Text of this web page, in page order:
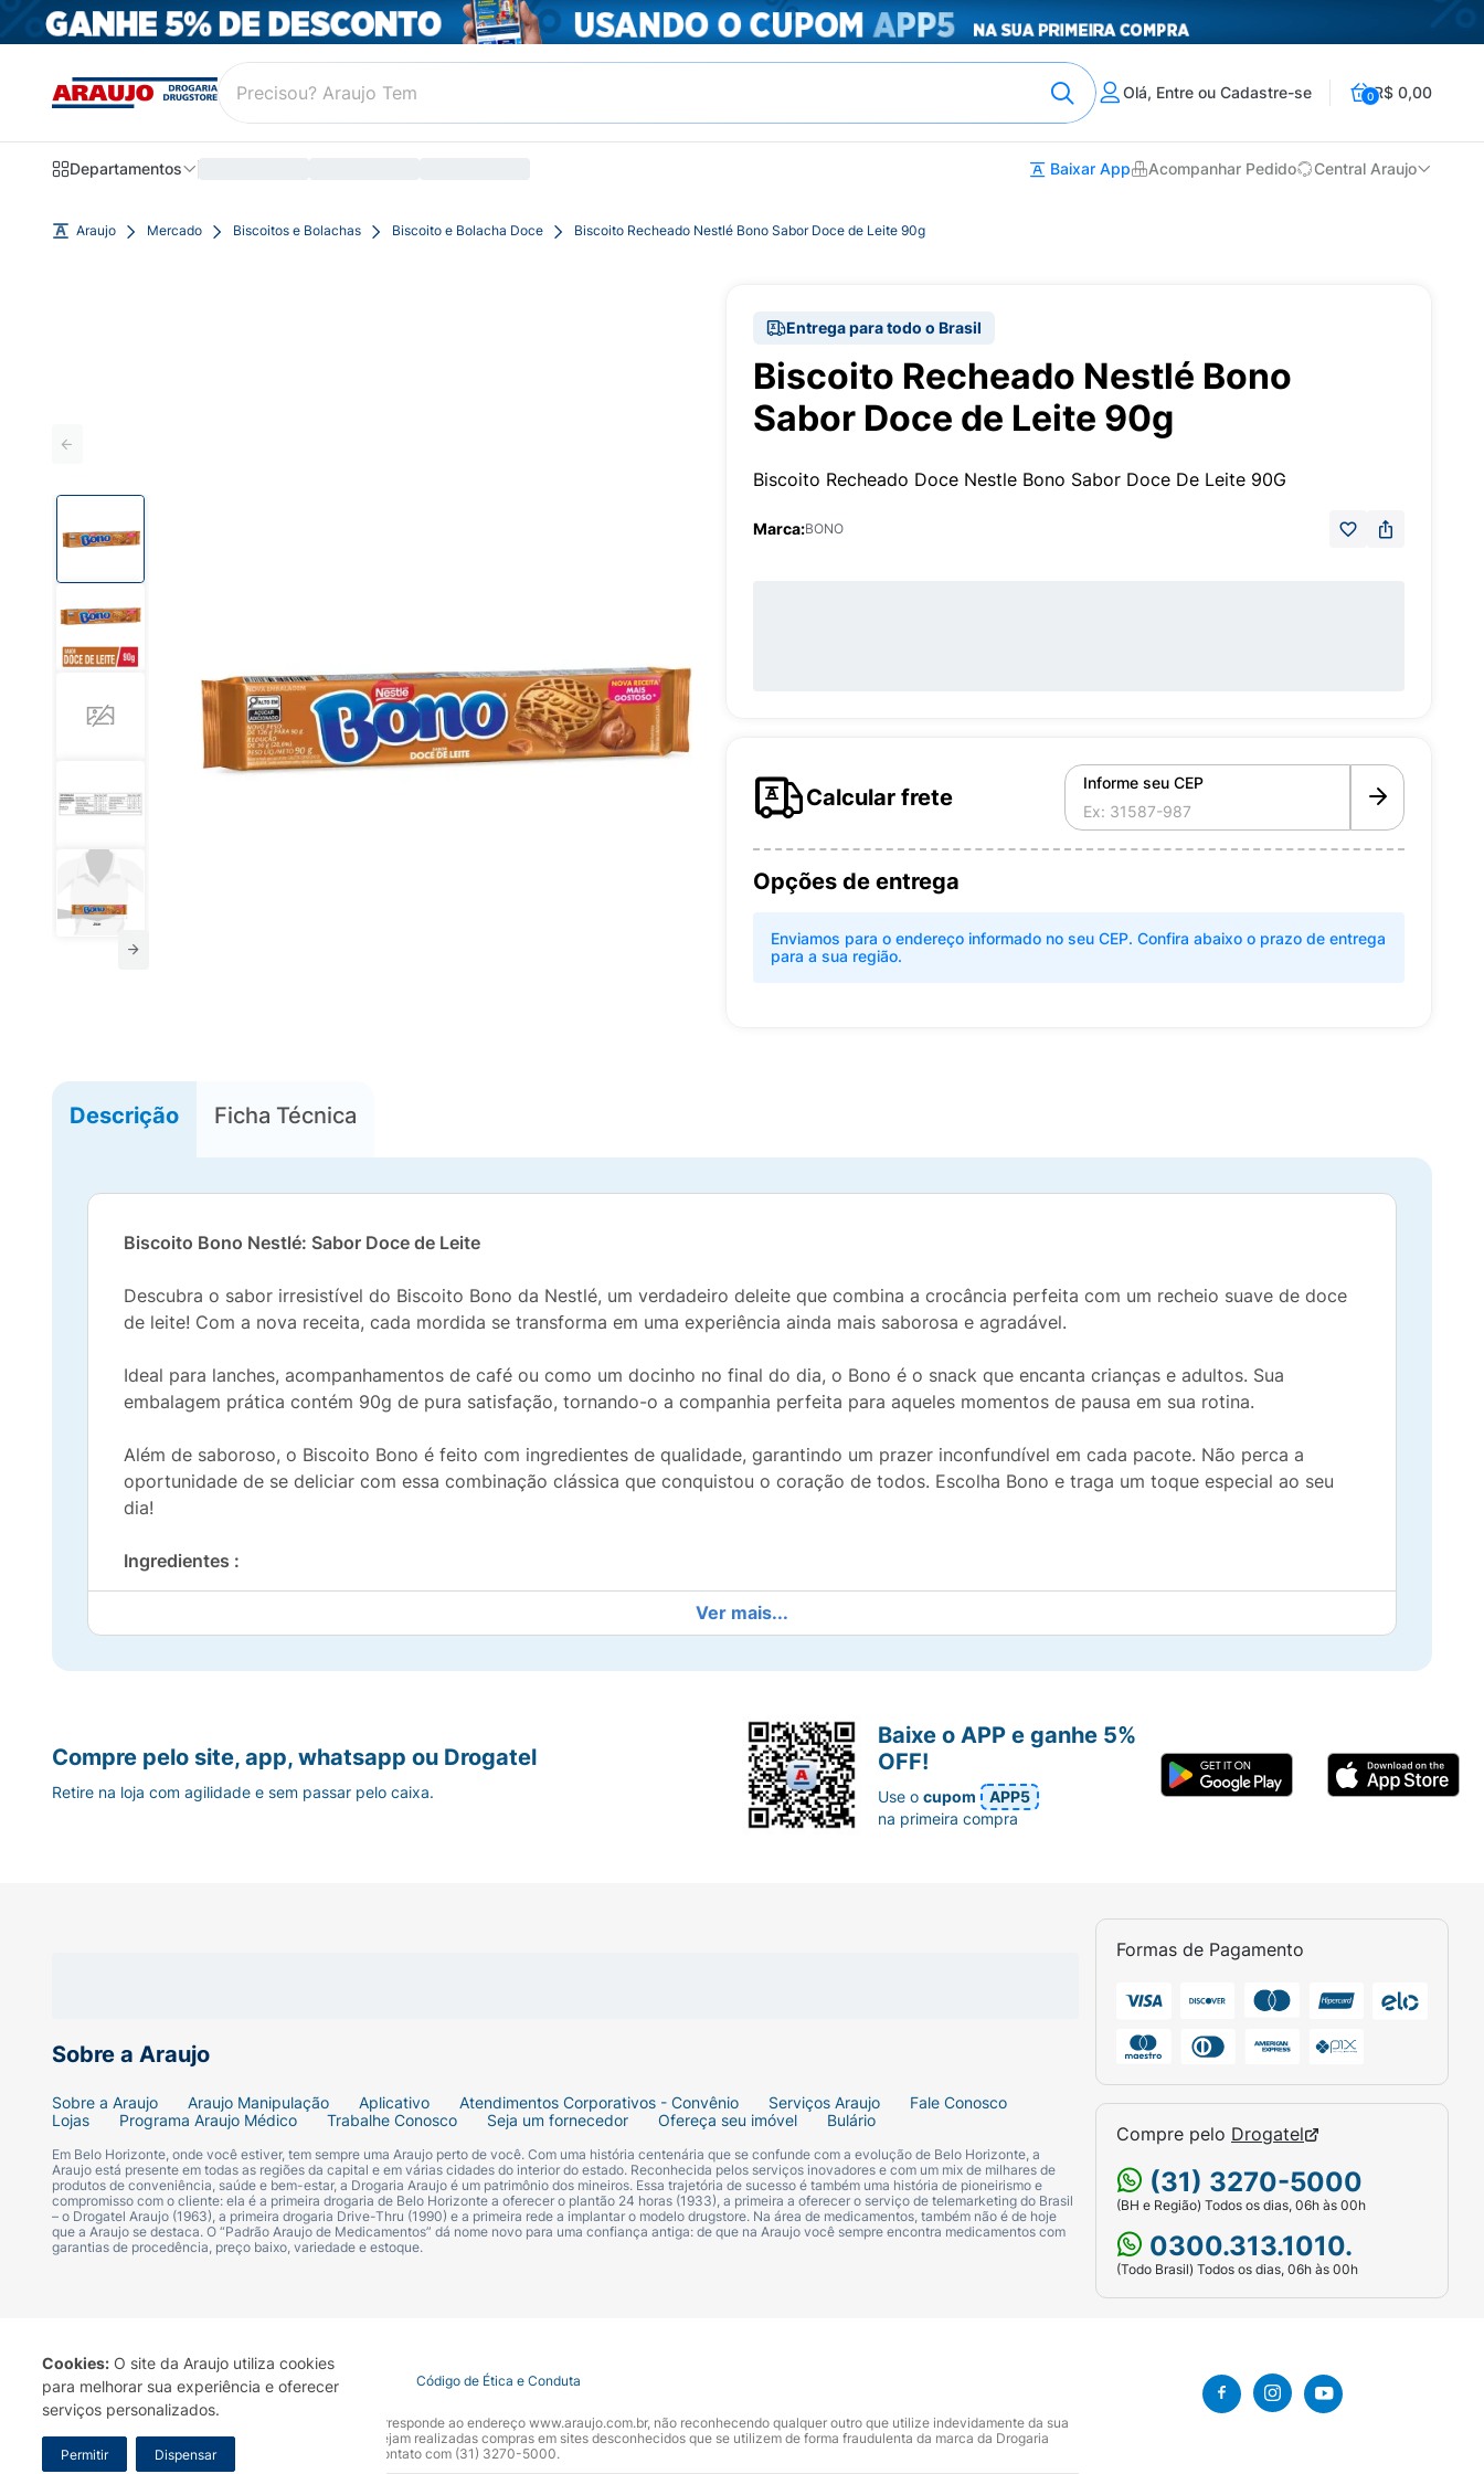
Cookies: O site da Araujo utiliza cookies
para melhorar sua experiência e oferecer
serviços personalizados.
Permitir Dispensar
Olá, Entre ou Cadastre-se 0R$ 0,00
Departamentos Baixar App Acompanhar Pedido Central Araujo
Araujo Mercado Biscoitos e Bolachas Biscoito e Bolacha Doce Biscoito Recheado Nestlé Bono Sabor Doce de Leite 90g
Entrega para todo o Brasil
Biscoito Recheado Nestlé Bono
Sabor Doce de Leite 90g
Biscoito Recheado Doce Nestle Bono Sabor Doce De Leite 90G
Marca:BONO
Calcular frete
Informe seu CEP
Opções de entrega
Enviamos para o endereço informado no seu CEP. Confira abaixo o prazo de entrega
para a sua região.
Descrição Ficha Técnica
Biscoito Bono Nestlé: Sabor Doce de Leite
Descubra o sabor irresistível do Biscoito Bono da Nestlé, um verdadeiro deleite que combina a crocância perfeita com um recheio suave de doce
de leite! Com a nova receita, cada mordida se transforma em uma experiência ainda mais saborosa e agradável.
Ideal para lanches, acompanhamentos de café ou como um docinho no final do dia, o Bono é o snack que encanta crianças e adultos. Sua
embalagem prática contém 90g de pura satisfação, tornando-o a companhia perfeita para aqueles momentos de pausa em sua rotina.
Além de saboroso, o Biscoito Bono é feito com ingredientes de qualidade, garantindo um prazer inconfundível em cada pacote. Não perca a
oportunidade de se deliciar com essa combinação clássica que conquistou o coração de todos. Escolha Bono e traga um toque especial ao seu
dia!
Ingredientes :
Farinha de trigo enriquecida com ferro e ácido fólico, açúcar, óleo vegetal, gordura vegetal, mistura para o preparo de doce de leite (açúcar,
glucose, leite e regulador de acidez bicarbonato de sódio), amido, mineral cálcio (carbonato de cálcio), leite em pó, açúcar invertido, sal, farinha
de centeio, soro de leite, fermentos químicos bicarbonato de amônio, fosfato monocálcio e bicarbonato de sódio, emulsificante lectina de soja,
Alérgicos:
Contém Glúten* :
Contém
Contém Amendoim :
Pode Conter
Contém Aveia - Derivados :
Pode Conter
Contém Centeio - Derivados :
Ver mais...
Sobre a Araujo
Sobre a Araujo Araujo Manipulação Aplicativo Atendimentos Corporativos - Convênio Serviços Araujo
Fale Conosco
Lojas
Programa Araujo Médico Trabalhe Conosco Seja um fornecedor Ofereça seu imóvel Bulário
Em Belo Horizonte, onde você estiver, tem sempre uma Araujo perto de você. Com uma história centenária que se confunde com a evolução de Belo Horizonte, a
Araujo está presente em todas as regiões da capital e em várias cidades do interior do estado. Reconhecida pelos serviços inovadores e com um mix de milhares de
produtos de conveniência, saúde e bem-estar, a Drogaria Araujo é um patrimônio dos mineiros. Essa trajetória de sucesso é também uma história de pioneirismo e
compromisso com o cliente: ela é a primeira drogaria de Belo Horizonte a oferecer o plantão 24 horas (1933), a primeira a oferecer o serviço de telemarketing do Brasil
– o Drogatel Araujo (1963), a primeira drogaria Drive-Thru (1990) e a primeira rede a implantar o modelo drugstore. Na área de medicamentos, também não é de hoje
que a Araujo se destaca. O “Padrão Araujo de Medicamentos” dá nome novo para uma confiança antiga: de que na Araujo você sempre encontra medicamentos com
garantias de procedência, preço baixo, variedade e estoque.
Formas de Pagamento
Compre pelo Drogatel
(31) 3270-5000
(BH e Região) Todos os dias, 06h às 00h
0300.313.1010.
(Todo Brasil) Todos os dias, 06h às 00h
Compre pelo site, app, whatsapp ou Drogatel
Retire na loja com agilidade e sem passar pelo caixa.
Baixe o APP e ganhe 5%
OFF!
Use ocupom
APP5
na primeira compra
Termo de Uso Portal da Privacidade Covid-19 Código de Ética e Conduta
A Drogaria Araujo S/A informa que o seu site oficial corresponde ao endereço www.araujo.com.br, não reconhecendo qualquer outro que utilize indevidamente da sua
marca. Para sua segurança recomendamos que não sejam realizadas compras em sites desconhecidos que se utilizem de forma fraudulenta da marca da Drogaria
Araujo S.A. Em caso de dúvidas, gentileza entrar em contato com (31) 3270-5000.